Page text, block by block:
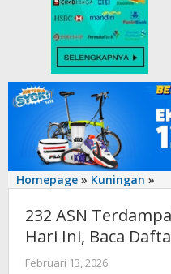
Homepage » Kuningan »
di
‎232 ASN
Hari Ini, Baca
Februari 13, 2026